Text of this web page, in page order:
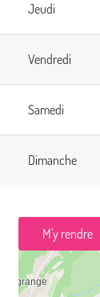
Jeudi
Vendredi
Samedi
Dimanche
M'y rendre